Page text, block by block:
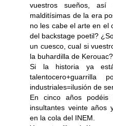
vuestros sueños, así
malditísimas de la era
no les cabe el arte en el
del backstage poetil?
un cuesco, cual si
la buhardilla de Kerouac?
Si la historia ya
talentocero+guarrilla
industriales=ilusión de
En cinco años
insultantes veinte años
en la cola del INEM.